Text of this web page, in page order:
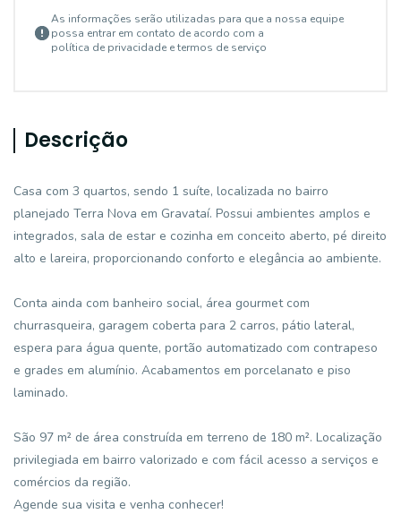
As informações serão utilizadas para que a nossa equipe
possa entrar em contato de acordo com a
política de privacidade e termos de serviço
Descrição
Casa com 3 quartos, sendo 1 suíte, localizada no bairro
planejado Terra Nova em Gravataí. Possui ambientes amplos e
integrados, sala de estar e cozinha em conceito aberto, pé direito
alto e lareira, proporcionando conforto e elegância ao ambiente.
Conta ainda com banheiro social, área gourmet com
churrasqueira, garagem coberta para 2 carros, pátio lateral,
espera para água quente, portão automatizado com contrapeso
e grades em alumínio. Acabamentos em porcelanato e piso
laminado.
São 97 m² de área construída em terreno de 180 m². Localização
privilegiada em bairro valorizado e com fácil acesso a serviços e
comércios da região.
Agende sua visita e venha conhecer!